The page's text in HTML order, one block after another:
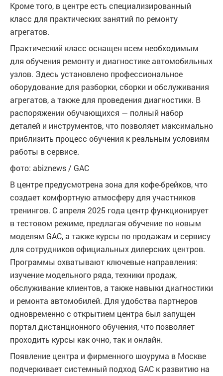
Кроме того, в центре есть специализированный
класс для практических занятий по ремонту
агрегатов.
Практический класс оснащен всем необходимым
для обучения ремонту и диагностике автомобильных
узлов. Здесь установлено профессиональное
оборудование для разборки, сборки и обслуживания
агрегатов, а также для проведения диагностики. В
распоряжении обучающихся — полный набор
деталей и инструментов, что позволяет максимально
приблизить процесс обучения к реальным условиям
работы в сервисе.
фото: abiznews / GAC
В центре предусмотрена зона для кофе-брейков, что
создает комфортную атмосферу для участников
тренингов. С апреля 2025 года центр функционирует
в тестовом режиме, предлагая обучение по новым
моделям GAC, а также курсы по продажам и сервису
для сотрудников официальных дилерских центров.
Программы охватывают ключевые направления:
изучение модельного ряда, техники продаж,
обслуживание клиентов, а также навыки диагностики
и ремонта автомобилей. Для удобства партнеров
одновременно с открытием центра был запущен
портал дистанционного обучения, что позволяет
проходить курсы как очно, так и онлайн.
Появление центра и фирменного шоурума в Москве
подчеркивает системный подход GAC к развитию на